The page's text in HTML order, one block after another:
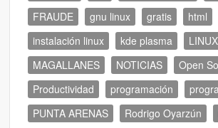
FRAUDE
gnu linux gratis
html
instalación linux
kde plasma
LINUX
MAGALLANES
NOTICIAS
Open
Productividad
programación
PUNTA ARENAS
Rodrigo Oyarzún